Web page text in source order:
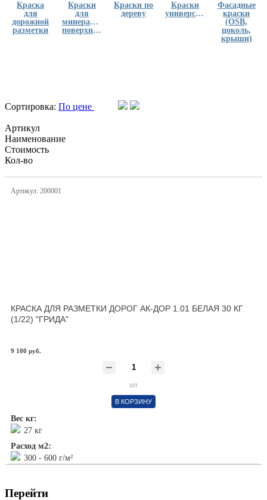
Краска
для
дорожной
разметки
Краски
для
минеральных
поверхностей
Краски по
дереву
Краски
универсальные
Фасадные
краски
(OSB,
цоколь,
крыши)
Сортировка: По цене
Артикул
Наименование
Стоимость
Кол-во
Артикул: 200001
КРАСКА ДЛЯ РАЗМЕТКИ ДОРОГ АК-ДОР 1.01 БЕЛАЯ 30 КГ
(1/22) "ГРИДА"
9 100 руб.
шт
В КОРЗИНУ
Вес кг:
27 кг
Расход м2:
300 - 600 г/м²
Перейти